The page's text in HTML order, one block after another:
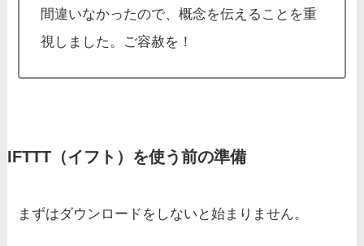
間違いなかったので、概念を伝えることを重
視しました。ご容赦を！
IFTTT（イフト）を使う前の準備
まずはダウンロードをしないと始まりません。